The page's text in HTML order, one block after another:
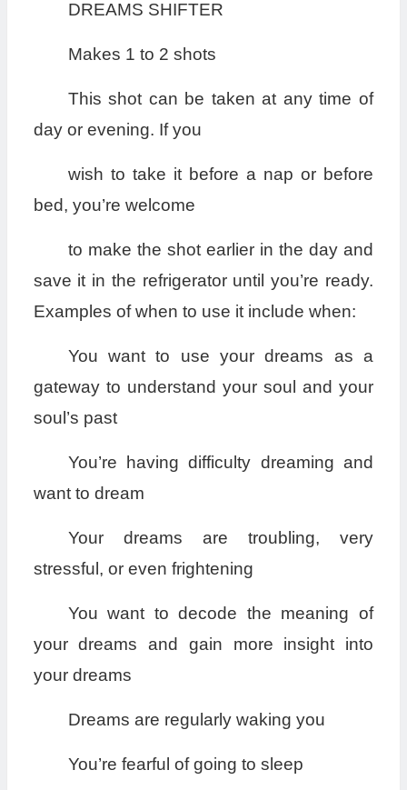
DREAMS SHIFTER
Makes 1 to 2 shots
This shot can be taken at any time of
day or evening. If you
wish to take it before a nap or before
bed, you’re welcome
to make the shot earlier in the day and
save it in the refrigerator until you’re ready.
Examples of when to use it include when:
You want to use your dreams as a
gateway to understand your soul and your
soul’s past
You’re having difficulty dreaming and
want to dream
Your dreams are troubling, very
stressful, or even frightening
You want to decode the meaning of
your dreams and gain more insight into
your dreams
Dreams are regularly waking you
You’re fearful of going to sleep